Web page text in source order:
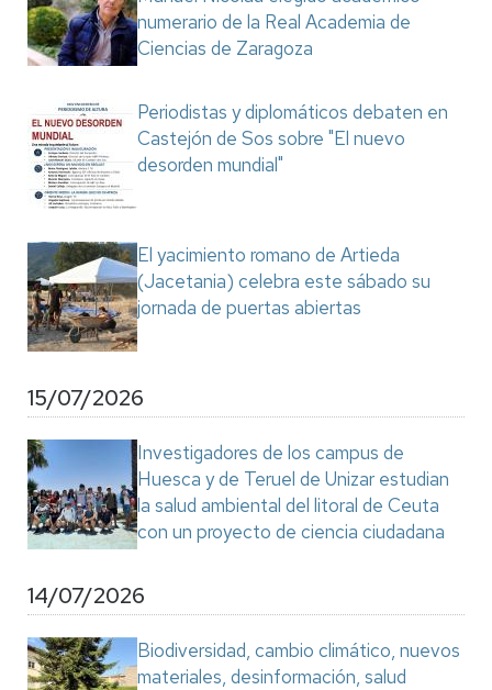
numerario de la Real Academia de
Ciencias de Zaragoza
Periodistas y diplomáticos debaten en
Castejón de Sos sobre "El nuevo
desorden mundial"
El yacimiento romano de Artieda
(Jacetania) celebra este sábado su
jornada de puertas abiertas
15/07/2026
Investigadores de los campus de
Huesca y de Teruel de Unizar estudian
la salud ambiental del litoral de Ceuta
con un proyecto de ciencia ciudadana
14/07/2026
Biodiversidad, cambio climático, nuevos
materiales, desinformación, salud